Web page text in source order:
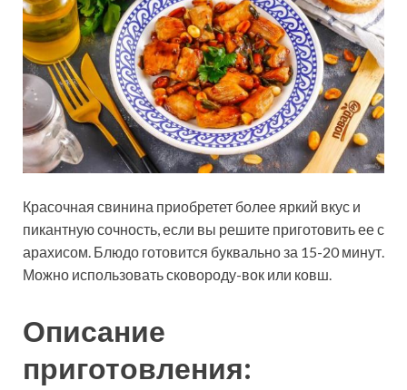
Красочная свинина приобретет более яркий вкус и
пикантную сочность, если вы решите приготовить ее с
арахисом. Блюдо готовится буквально за 15-20 минут.
Можно использовать сковороду-вок или ковш.
Описание
приготовления: